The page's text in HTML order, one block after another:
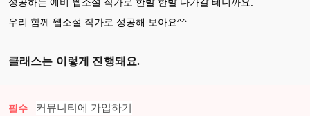
우리 함께 웹소설 작가로 성공해 보아요^^
클래스는 이렇게 진행돼요.
필수 커뮤니티에 가입하기